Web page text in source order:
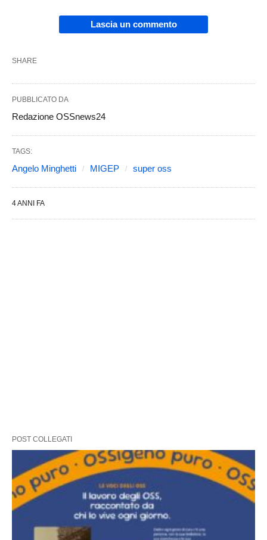
Lascia un commento
SHARE
PUBBLICATO DA
Redazione OSSnews24
TAGS:
Angelo Minghetti MIGEP super oss
4 ANNI FA
POST COLLEGATI